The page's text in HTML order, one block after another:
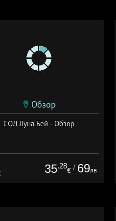
Обзор
СОЛ Луна Бей - Обзор
35.28
€ / 69лв.